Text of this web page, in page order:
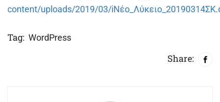
content/uploads/2019/03/
Tag: WordPress
Share: